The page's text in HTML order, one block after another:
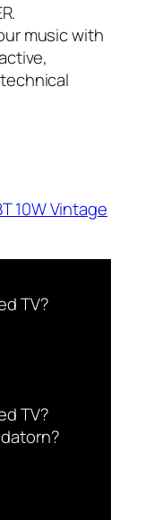
music with
10W Vintage
TV?
TV?